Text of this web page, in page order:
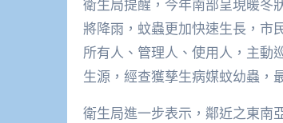
衛生局提醒，今年南部呈現暖冬
將降雨，蚊蟲更加快速生長，市
所有人、管理人、使用人，主動
生源，經查獲孳生病媒蚊幼蟲，
衛生局進一步表示，鄰近之東南